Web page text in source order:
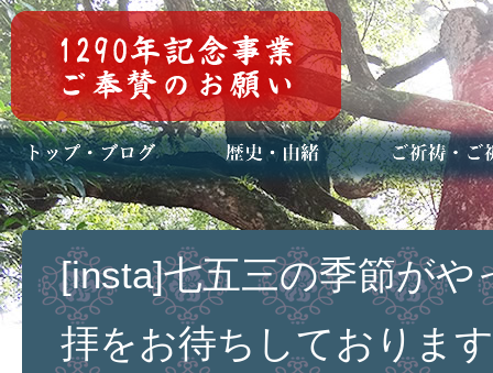
トップページ
ブログ(日々八百万)
お知らせ一覧 歴史・ご祭神
年中行事
メディア掲載 ご祈祷・ご祈
安産祈願
初宮参り
七五三詣
長寿のお祝い
神前結婚式
厄祓い・方位
車のお祓い
地鎮祭
神葬祭（神式
[insta]七五三の季節が
拝をお待ちしておりま